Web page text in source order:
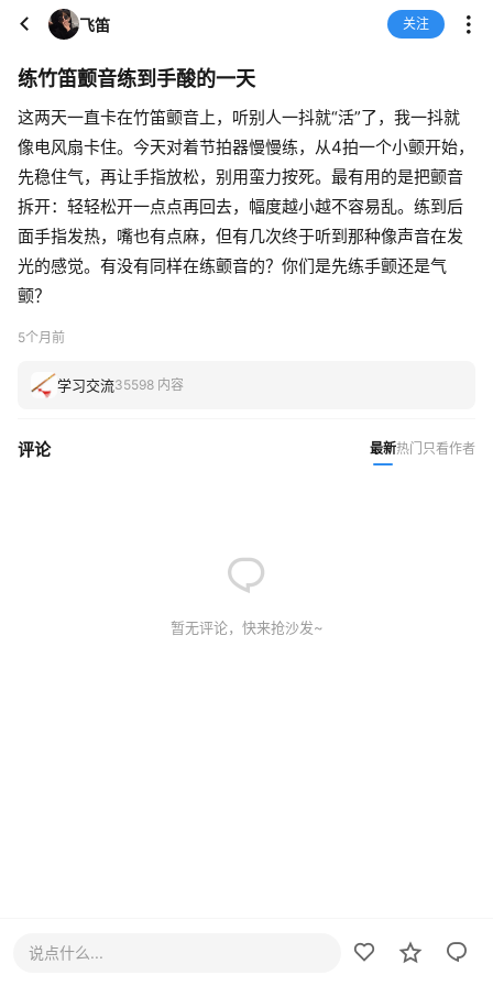
飞笛 关注
练竹笛颤音练到手酸的一天
这两天一直卡在竹笛颤音上，听别人一抖就“活”了，我一抖就
像电风扇卡住。今天对着节拍器慢慢练，从4拍一个小颤开始，
先稳住气，再让手指放松，别用蛮力按死。最有用的是把颤音
拆开：轻轻松开一点点再回去，幅度越小越不容易乱。练到后
面手指发热，嘴也有点麻，但有几次终于听到那种像声音在发
光的感觉。有没有同样在练颤音的？你们是先练手颤还是气
颤？
5个月前
学习交流35598 内容
评论 最新热门 只看作者
暂无评论，快来抢沙发~
说点什么...